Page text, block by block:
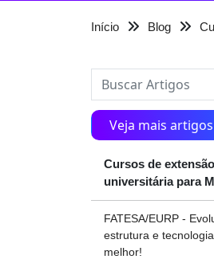
Início Blog
Veja mais
Cursos de extensão
universitária para
FATESA/EURP -
estrutura e
melhor!